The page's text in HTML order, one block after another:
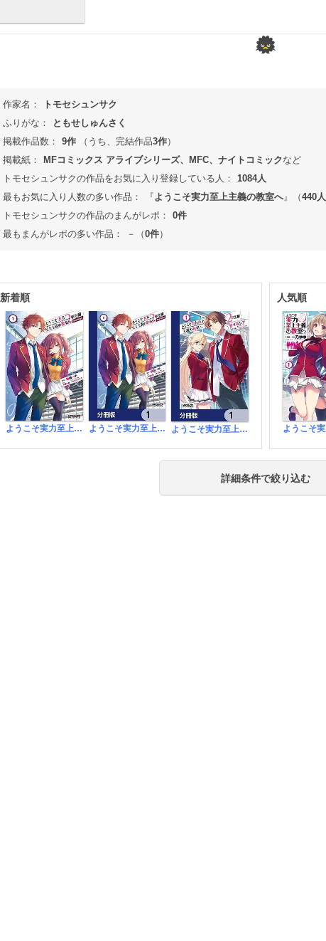
作家名：
トモセシュンサク
ふりがな：
ともせしゅんさく
掲載作品数：
9作 （うち、完結作品3作）
掲載紙：
MFコミックス アライブシリーズ、MFC、ナイトコミック など
トモセシュンサクの作品をお気に入り登録している人：
1084人
最もお気に入り人数の多い作品：
『ようこそ実力至上主義の教室へ』（440人
トモセシュンサクの作品のまんがレポ：
0件
最もまんがレポの多い作品：
－（0件）
新着順
ようこそ実力至上主義の教室へ 2年生編 2nd Stage ようこそ実力至上主義の教室へ 2年生編 2nd Stage【分冊版】 ようこそ実力至上主義の教室へ ２年生編【分冊版】
人気順
詳細条件で絞り込む